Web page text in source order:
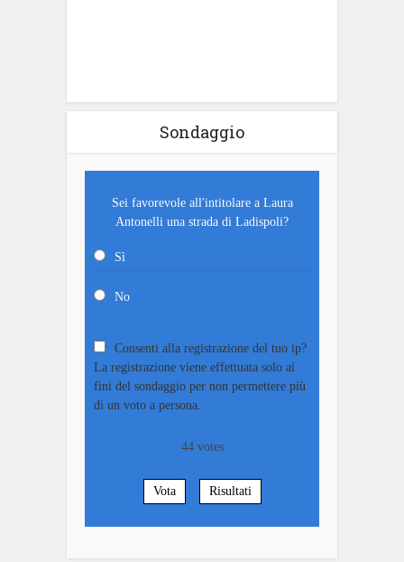
Sondaggio
Sei favorevole all'intitolare a Laura
Antonelli una strada di Ladispoli?
Sì
No
Consenti alla registrazione del tuo ip?
La registrazione viene effettuata solo ai
fini del sondaggio per non permettere più
di un voto a persona.
44votes
Vota Risultati